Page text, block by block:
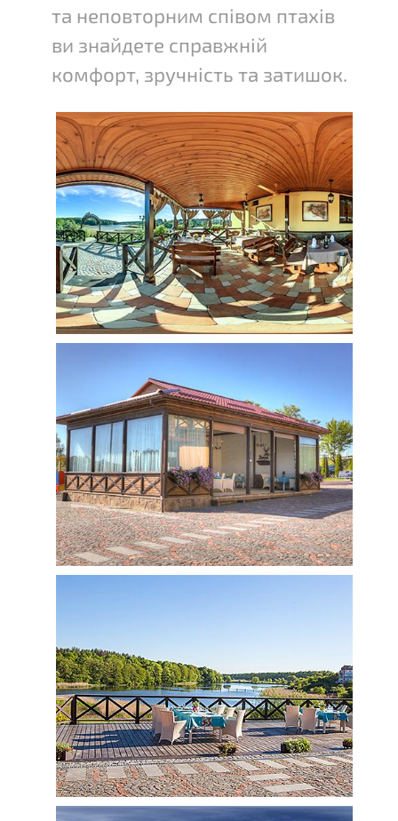
та неповторним співом птахів
ви знайдете справжній
комфорт, зручність та затишок.